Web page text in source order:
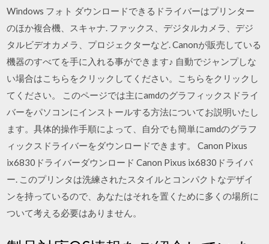
Windows フォト ダウンロードできるドライバーはプリンター
のほか複合機、スキャナ. ファックス、デジタルカメラ、デジ
タルビデオカメラ、プロジェクターなど. Canonが販売している
機器のすべてを手に入れる事ができます♪ 自動でジャンプしな
い場合はこちらをクリックしてください。こちらをクリックし
てください。 このページでは主にamdのグラフィックスドライ
バーをパソコンにインストールする方法についてお説明いたし
ます。具体的操作手順によって、自分でも簡単にamdのグラフ
ィックスドライバーをダウンロードできます。 Canon Pixus
ix6830ドライバーダウンロード Canon Pixus ix6830ドライバ
ー. このプリンタは洗練されたスタイルとコンパクトなデザイ
ンを持っているので、あなたはそれを置くために多くの場所に
ついて考える必要はありません。